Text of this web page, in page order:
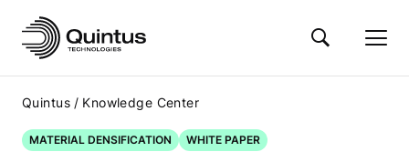
Quintus / Knowledge Center
MATERIAL DENSIFICATION WHITE PAPER